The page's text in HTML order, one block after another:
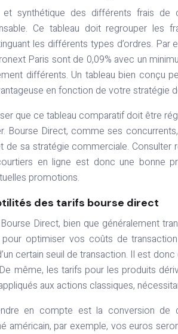
synthétique des différents frais de
Ce tableau doit regrouper les
les différents types d’ordres.
Paris sont de 0,09% avec un
différents. Un tableau bien conçu
en fonction de votre stratégie
que ce tableau comparatif doit être
Bourse Direct, comme ses
de sa stratégie commerciale.
en ligne est donc une bonne
promotions.
des tarifs bourse direct
Direct, bien que généralement
optimiser vos coûts de
certain seuil de transaction. Il est
même, les tarifs pour les produits
aux actions classiques,
en compte est la conversion de
américain, par exemple, vos euros